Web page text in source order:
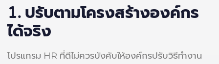
1. ปรับตามโครงสร้างองค์กร
ได้จริง
โปรแกรม HR ที่ดีไม่ควรบังคับให้องค์กรปรับวิธีทำงาน